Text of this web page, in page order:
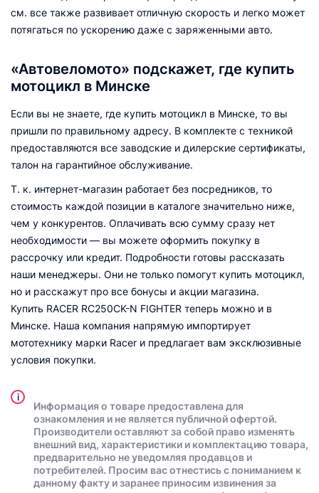
см. все также развивает отличную скорость и легко может
потягаться по ускорению даже с заряженными авто.
«Автовеломото» подскажет, где купить
мотоцикл в Минске
Если вы не знаете, где купить мотоцикл в Минске, то вы
пришли по правильному адресу. В комплекте с техникой
предоставляются все заводские и дилерские сертификаты,
талон на гарантийное обслуживание.
Т. к. интернет-магазин работает без посредников, то
стоимость каждой позиции в каталоге значительно ниже,
чем у конкурентов. Оплачивать всю сумму сразу нет
необходимости — вы можете оформить покупку в
рассрочку или кредит. Подробности готовы рассказать
наши менеджеры. Они не только помогут купить мотоцикл,
но и расскажут про все бонусы и акции магазина.
Купить RACER RC250CK-N FIGHTER теперь можно и в
Минске. Наша компания напрямую импортирует
мототехнику марки Racer и предлагает вам эксклюзивные
условия покупки.
i
Информация о товаре предоставлена для
ознакомления и не является публичной офертой.
Производители оставляют за собой право изменять
внешний вид, характеристики и комплектацию товара,
предварительно не уведомляя продавцов и
потребителей. Просим вас отнестись с пониманием к
данному факту и заранее приносим извинения за